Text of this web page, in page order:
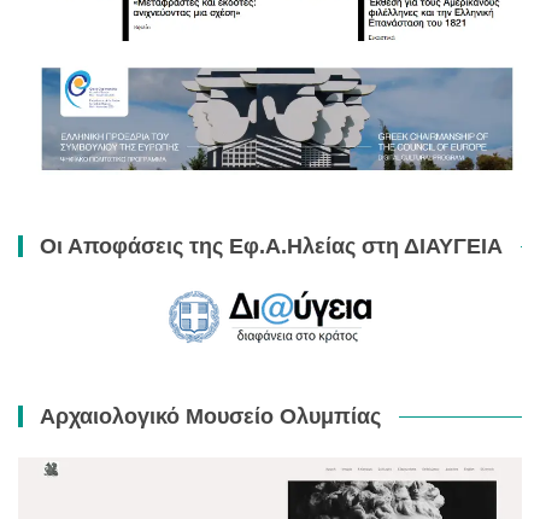
Οι Αποφάσεις της Εφ.Α.Ηλείας στη ΔΙΑΥΓΕΙΑ
Αρχαιολογικό Μουσείο Ολυμπίας